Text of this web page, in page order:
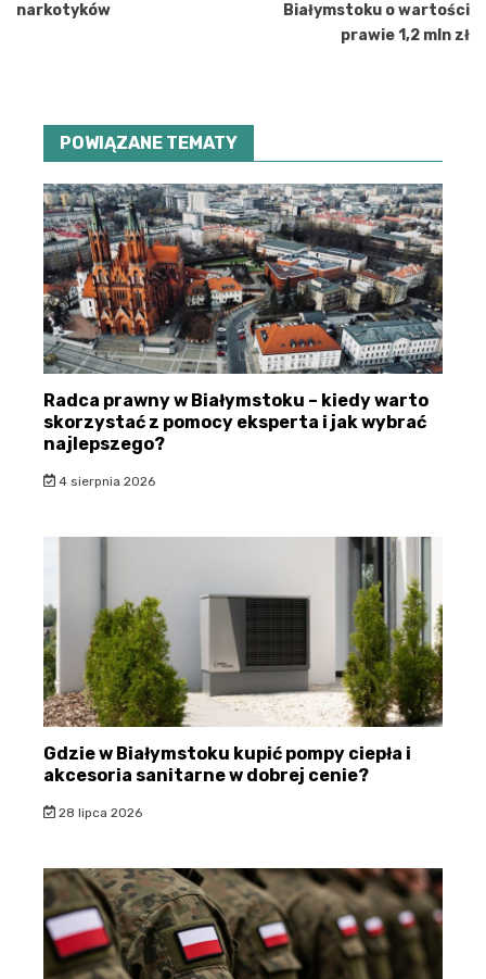
narkotyków
Białymstoku o wartości
prawie 1,2 mln zł
POWIĄZANE TEMATY
Radca prawny w Białymstoku – kiedy warto
skorzystać z pomocy eksperta i jak wybrać
najlepszego?
4 sierpnia 2026
Gdzie w Białymstoku kupić pompy ciepła i
akcesoria sanitarne w dobrej cenie?
28 lipca 2026